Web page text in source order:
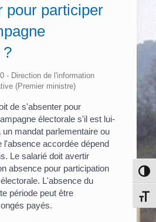
pour participer
?
- Direction de l'information
(Premier ministre)
de s'absenter pour
électorale s'il est lui-
mandat parlementaire ou
l'absence accordée dépend
Le salarié doit avertir
absence pour participation
L'absence du
période peut être
payés.